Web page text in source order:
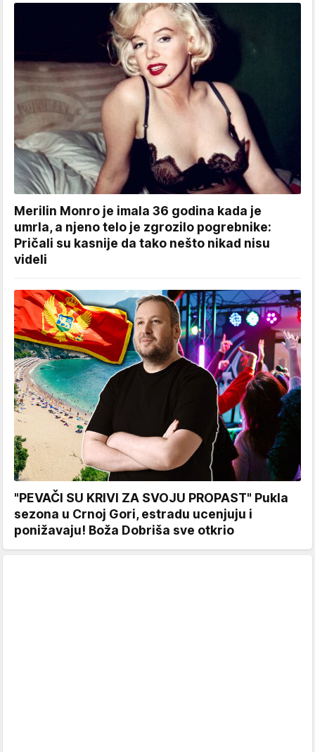
Merilin Monro je imala 36 godina kada je
umrla, a njeno telo je zgrozilo pogrebnike:
Pričali su kasnije da tako nešto nikad nisu
videli
"PEVAČI SU KRIVI ZA SVOJU PROPAST" Pukla
sezona u Crnoj Gori, estradu ucenjuju i
ponižavaju! Boža Dobriša sve otkrio